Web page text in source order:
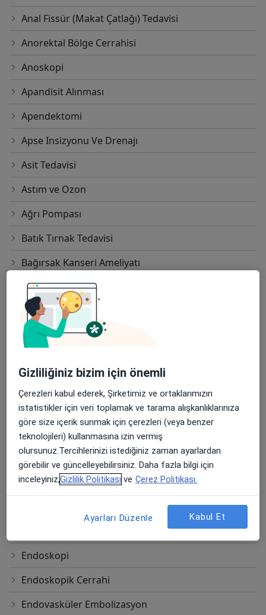
Anal Fissür (Makat Çatlağı) Tedavisi
Anorektal Bölge Cerrahisi
Anoskopi
Apandisit Alınması
Apendektomi
Apse Insizyonu Ve Drenajı
Asit Tedavisi
Astım ve Ozon
Ağrı Pompası
Batık Tırnak Tedavisi
Bağırsak Kanseri Ameliyatı
Bel Fıtığı ve Ozon
Böbrek Nakli (Transplantasyonu)
Böbrek Üstü Bezi Cerrahisi
Dikişsiz Hemoroid Cerrahisi
Dikişsiz Tiroid Cerrahisi
Diyabet Cerrahisi
Duktoskopi
Elektron Işınlı Bilgisayarlı Tomografi
Endoskopi
Endoskopik Cerrahi
Endovasküler Embolizasyon
Gizliliğiniz bizim için önemli
Çerezleri kabul ederek, Şirketimiz ve ortaklarımızın
istatistikler için veri toplamak ve tarama alışkanlıklarınıza
göre size içerik sunmak için çerezleri (veya benzer
teknolojileri) kullanmasına izin vermiş
olursunuz.Tercihlerinizi istediğiniz zaman ayarlardan
görebilir ve güncelleyebilirsiniz. Daha fazla bilgi için
inceleyiniz,Gizlilik Politikası ve Çerez Politikası.
Ayarları Düzenle Kabul Et